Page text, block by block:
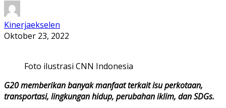
Kinerjaekselen
Oktober 23, 2022
Foto ilustrasi CNN Indonesia
G20 memberikan banyak manfaat terkait isu perkotaan,
transportasi, lingkungan hidup, perubahan iklim, dan SDGs.